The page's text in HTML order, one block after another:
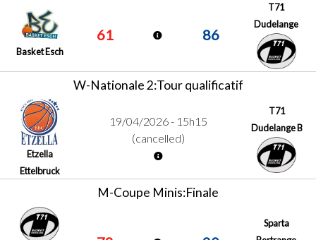
Basket Esch
61 86
T71
Dudelange
W-Nationale 2:Tour qualificatif
Etzella
Ettelbruck
19/04/2026 - 15h15
(cancelled)
T71
Dudelange B
M-Coupe Minis:Finale
Sparta